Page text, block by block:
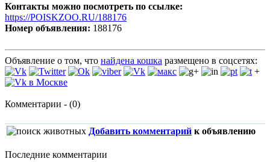
Контакты можно посмотреть по ссылке:
https://POISKZOO.RU/188176
Номер объявления: 188176
Объявление о том, что найдена кошка размещено в соцсетях:
+
Комментарии - (0)
Добавить комментарий к объявлению
Последние комментарии